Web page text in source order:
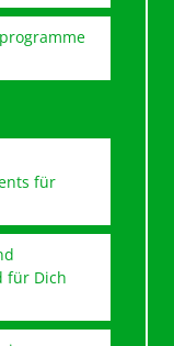
für
für Dich